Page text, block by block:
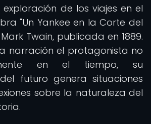
de los viajes en el
"Un Yankee en la Corte del
Twain, publicada en 1889.
narración el protagonista no
en el tiempo, su
futuro genera situaciones
sobre la naturaleza del